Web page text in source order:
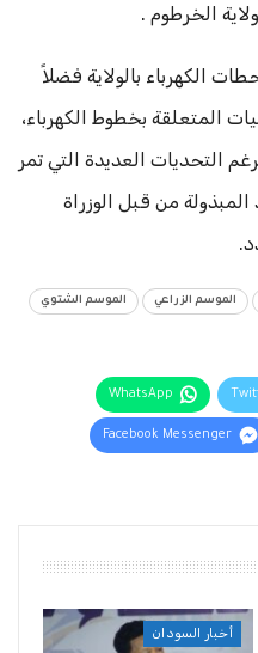
الخرطوم .
الكهرباء بالولاية فضلاً
المتعلقة بخطوط الكهرباء،
التحديات العديدة التي تمر
المبذولة من قبل الوزراة
الموسم الزراعي الموسم الشتوي
WhatsApp
Facebook Messenger
أخبار السودان